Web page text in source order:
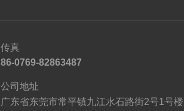
传真
86-0769-82863487
公司地址
广东省东莞市常平镇九江水石路街2号1号楼